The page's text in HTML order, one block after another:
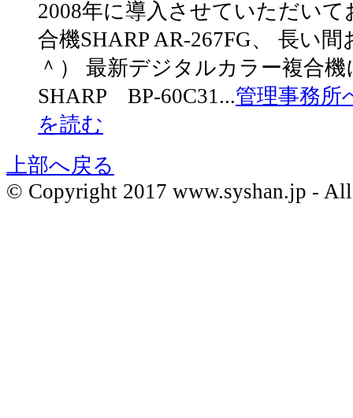
2008年に導入させていただい
合機SHARP AR-267FG、 長い
＾） 最新デジタルカラー複合
SHARP BP-60C31...管理事務所
を読む
上部へ戻る
© Copyright 2017 www.syshan.jp -